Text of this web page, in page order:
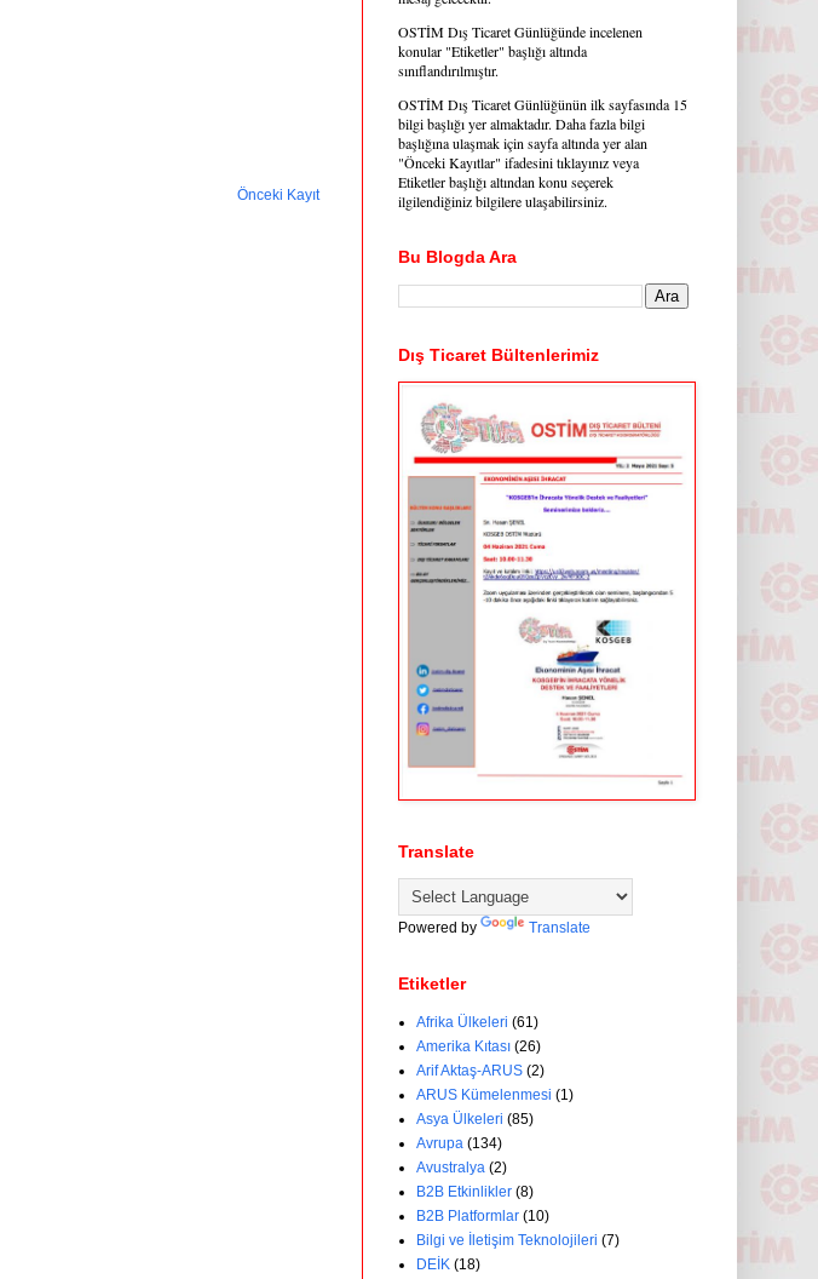
Önceki Kayıt
OSTİM Dış Ticaret Günlüğünde incelenen
konular "Etiketler" başlığı altında
sınıflandırılmıştır.
OSTİM Dış Ticaret Günlüğünün ilk sayfasında 15
bilgi başlığı yer almaktadır. Daha fazla bilgi
başlığına ulaşmak için sayfa altında yer alan
"Önceki Kayıtlar" ifadesini tıklayınız veya
Etiketler başlığı altından konu seçerek
ilgilendiğiniz bilgilere ulaşabilirsiniz.
Bu Blogda Ara
Dış Ticaret Bültenlerimiz
Translate
Powered by Translate
Etiketler
Afrika Ülkeleri (61)
Amerika Kıtası (26)
Arif Aktaş-ARUS (2)
ARUS Kümelenmesi (1)
Asya Ülkeleri (85)
Avrupa (134)
Avustralya (2)
B2B Etkinlikler (8)
B2B Platformlar (10)
Bilgi ve İletişim Teknolojileri (7)
DEİK (18)